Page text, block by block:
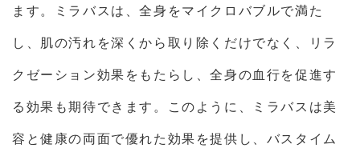
ます。ミラバスは、全身をマイクロバブルで満た
し、肌の汚れを深くから取り除くだけでなく、リラ
クゼーション効果をもたらし、全身の血行を促進す
る効果も期待できます。このように、ミラバスは美
容と健康の両面で優れた効果を提供し、バスタイム